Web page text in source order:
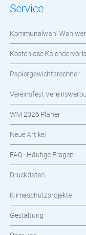
meinOrt
Nachhaltige Produkte
Wahlen
Neuheiten im Shop
Service
Kommunalwahl
Kostenlose
Papiergewichtsrechner
Vereinsfest
WM 2026 Planer
Neue Artikel
FAQ - Häufige Fragen
Druckdaten
Klimaschutzprojekte
Gestaltung